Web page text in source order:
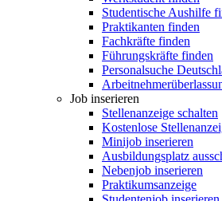
Studentische Aushilfe
Praktikanten finden
Fachkräfte finden
Führungskräfte finden
Personalsuche
Job inserieren
Stellenanzeige schalten
Kostenlose
Minijob inserieren
Ausbildungsplatz
Nebenjob inserieren
Praktikumsanzeige